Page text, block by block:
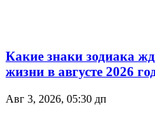
Какие знаки зодиака
жизни в августе 2026
Авг 3, 2026, 05:30 дп